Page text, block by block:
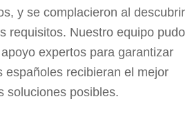
y se complacieron al descubrir
requisitos. Nuestro equipo pudo
expertos para garantizar
españoles recibieran el mejor
soluciones posibles.